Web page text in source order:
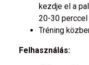
kezdje el a
20-30
Tréning
Felhasználás: